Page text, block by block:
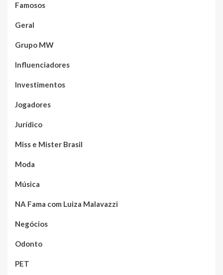
Famosos
Geral
Grupo MW
Influenciadores
Investimentos
Jogadores
Jurídico
Miss e Mister Brasil
Moda
Música
NA Fama com Luiza Malavazzi
Negócios
Odonto
PET